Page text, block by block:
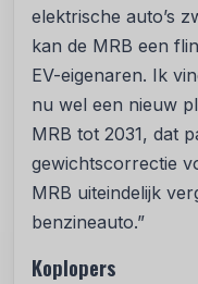
elektrische auto’s
kan de MRB een
EV-eigenaren. Ik
nu wel een nieuw
MRB tot 2031, dat
gewichtscorrectie
MRB uiteindelijk
benzineauto.”
Koplopers